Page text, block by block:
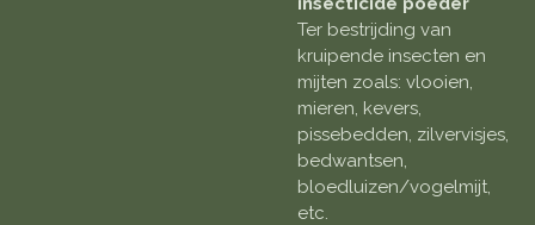
Ter bestrijding van
kruipende insecten en
mijten zoals: vlooien,
mieren, kevers,
pissebedden, zilvervisjes,
bedwantsen,
bloedluizen/vogelmijt,
etc.